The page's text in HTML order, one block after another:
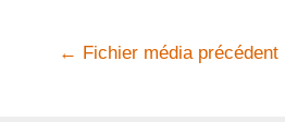
← Fichier média précédent